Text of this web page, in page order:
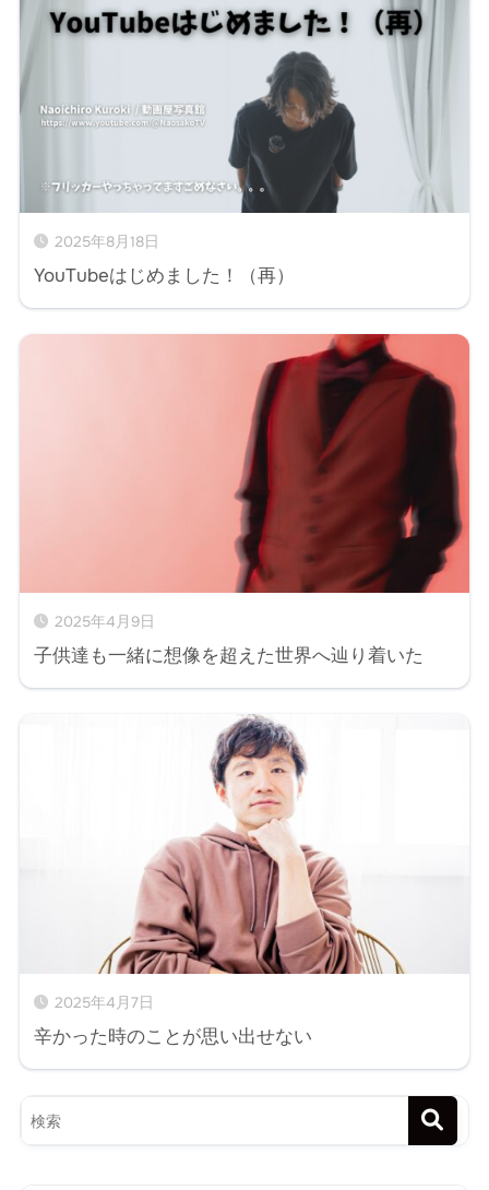
2025年8月18日
YouTubeはじめました！（再）
2025年4月9日
子供達も一緒に想像を超えた世界へ辿り着いた
2025年4月7日
辛かった時のことが思い出せない